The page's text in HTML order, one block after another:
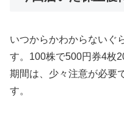
いつからかわからないぐ
す。100株で500円券4枚
期間は、少々注意が必要
す。